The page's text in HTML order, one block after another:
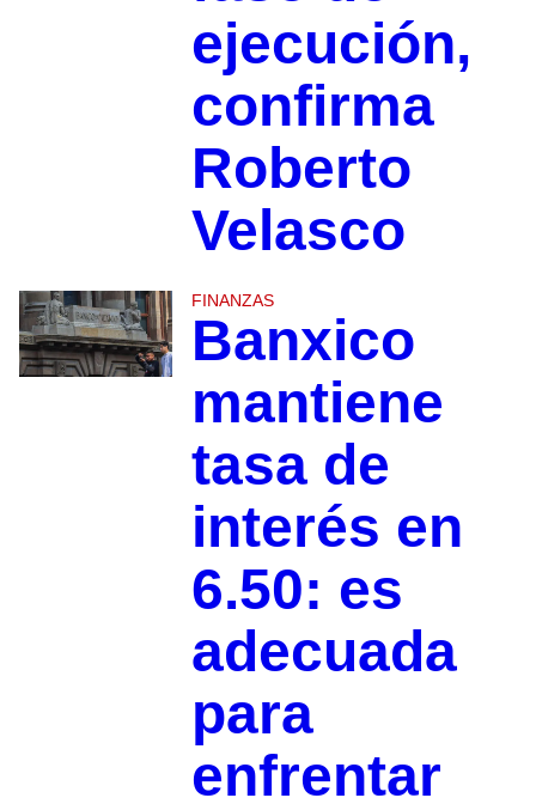
ejecución,
confirma
Roberto
Velasco
FINANZAS
Banxico
mantiene
tasa de
interés en
6.50: es
adecuada
para
enfrentar